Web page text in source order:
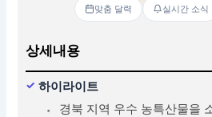
맞춤 달력 실시간 소식
상세내용
하이라이트
경북 지역 우수 농특산물을